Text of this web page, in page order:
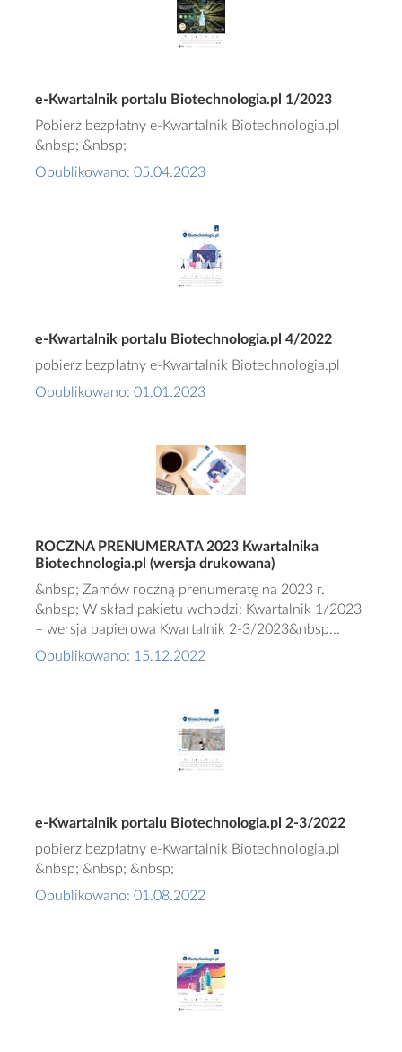
e-Kwartalnik portalu Biotechnologia.pl 1/2023
Pobierz bezpłatny e-Kwartalnik Biotechnologia.pl
&nbsp; &nbsp;
Opublikowano: 05.04.2023
e-Kwartalnik portalu Biotechnologia.pl 4/2022
pobierz bezpłatny e-Kwartalnik Biotechnologia.pl
Opublikowano: 01.01.2023
ROCZNA PRENUMERATA 2023 Kwartalnika
Biotechnologia.pl (wersja drukowana)
&nbsp; Zamów roczną prenumeratę na 2023 r.
&nbsp; W skład pakietu wchodzi: Kwartalnik 1/2023
– wersja papierowa Kwartalnik 2-3/2023&nbsp...
Opublikowano: 15.12.2022
e-Kwartalnik portalu Biotechnologia.pl 2-3/2022
pobierz bezpłatny e-Kwartalnik Biotechnologia.pl
&nbsp; &nbsp; &nbsp;
Opublikowano: 01.08.2022